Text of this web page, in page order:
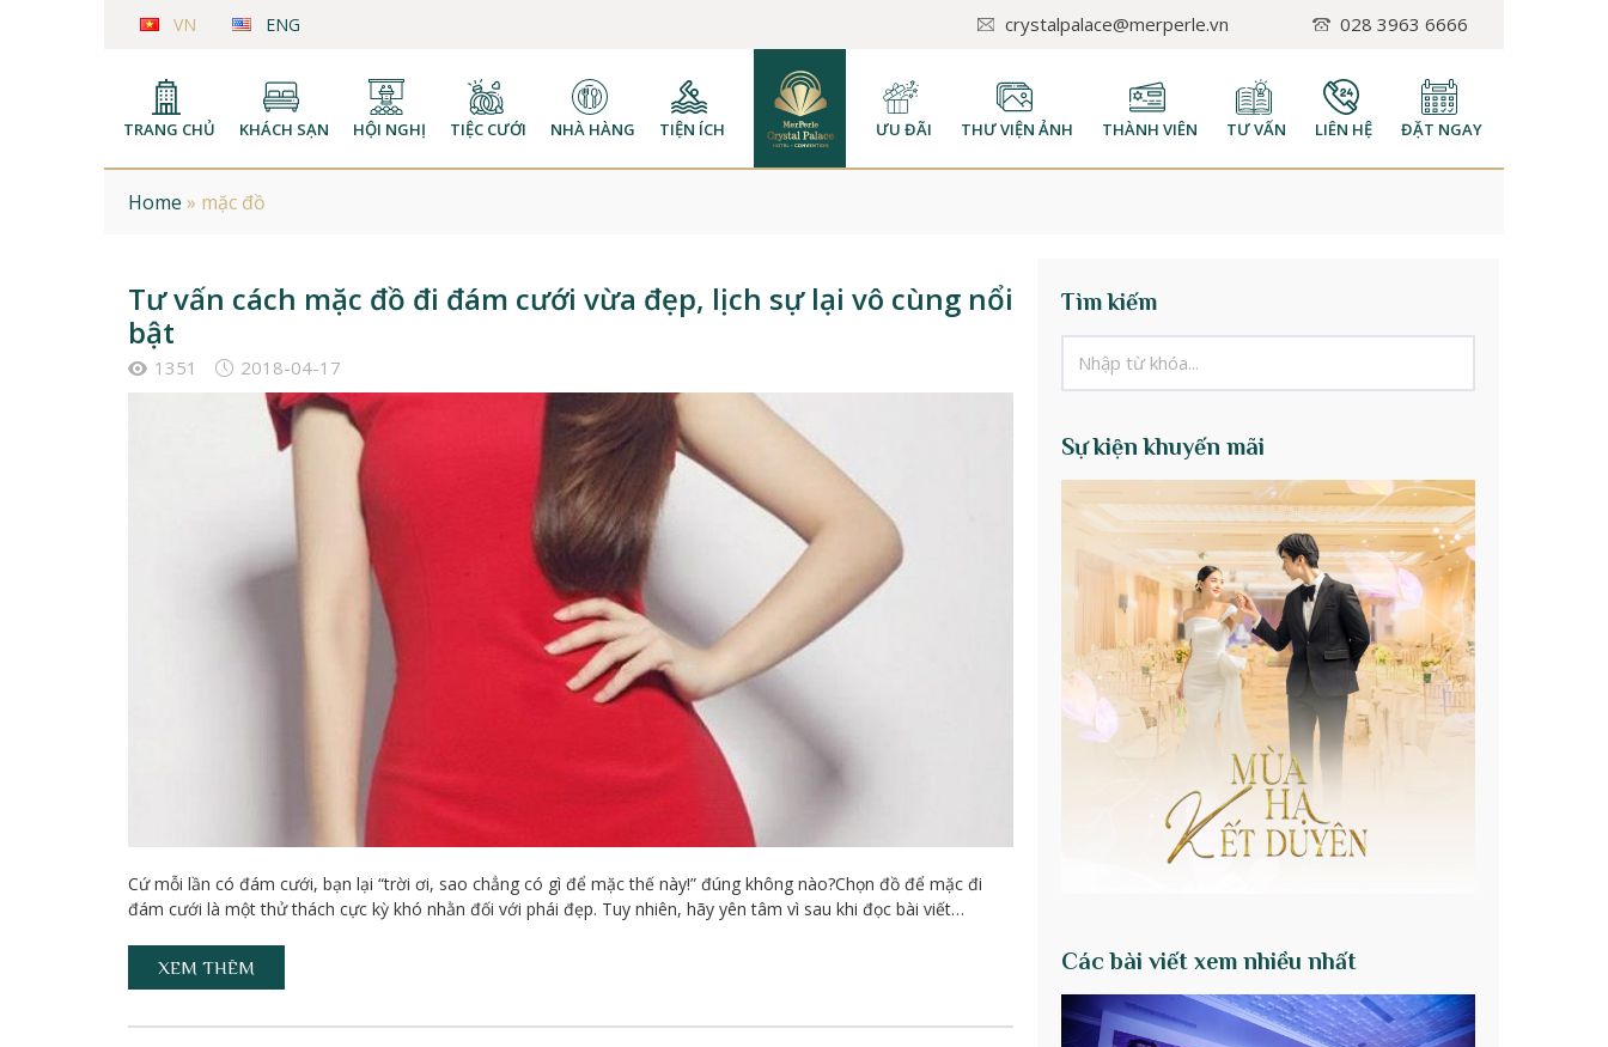
VN ENG crystalpalace@merperle.vn 028 3963 6666
TRANG CHỦ KHÁCH SẠN HỘI NGHỊ TIỆC CƯỚI NHÀ HÀNG TIỆN ÍCH ƯU ĐÃI THƯ VIỆN ẢNH THÀNH VIÊN TƯ VẤN LIÊN HỆ ĐẶT NGAY
Home » mặc đồ
Tư vấn cách mặc đồ đi đám cưới vừa đẹp, lịch sự lại vô cùng nổi
bật
1351 2018-04-17
Cứ mỗi lần có đám cưới, bạn lại “trời ơi, sao chẳng có gì để mặc thế này!” đúng không nào?Chọn đồ để mặc đi
đám cưới là một thử thách cực kỳ khó nhằn đối với phái đẹp. Tuy nhiên, hãy yên tâm vì sau khi đọc bài viết…
XEM THÊM
Tìm kiếm
Sự kiện khuyến mãi
Các bài viết xem nhiều nhất